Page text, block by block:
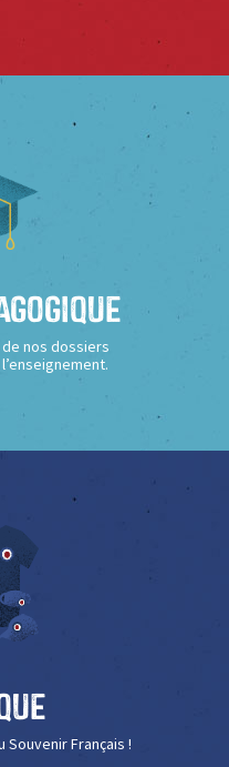
nos dossiers
Français !